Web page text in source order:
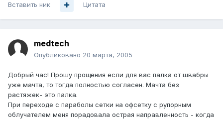
Вставить ник Цитата
medtech
Опубликовано 20 марта, 2005
Добрый час! Прошу прощения если для вас палка от швабры
уже мачта, то тогда полностью согласен. Мачта без
растяжек- это палка.
При переходе с параболы сетки на офсетку с рупорным
облучателем меня порадовала острая направленность - когда